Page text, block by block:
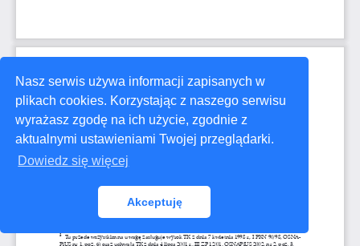
Nasz serwis używa informacji zapisanych w
plikach cookies. Korzystając z naszego serwisu
wyrażasz zgodę na ich użycie, zgodnie z
aktualnymi ustawieniami Twojej przeglądarki.
Dowiedz się więcej
Akceptuję